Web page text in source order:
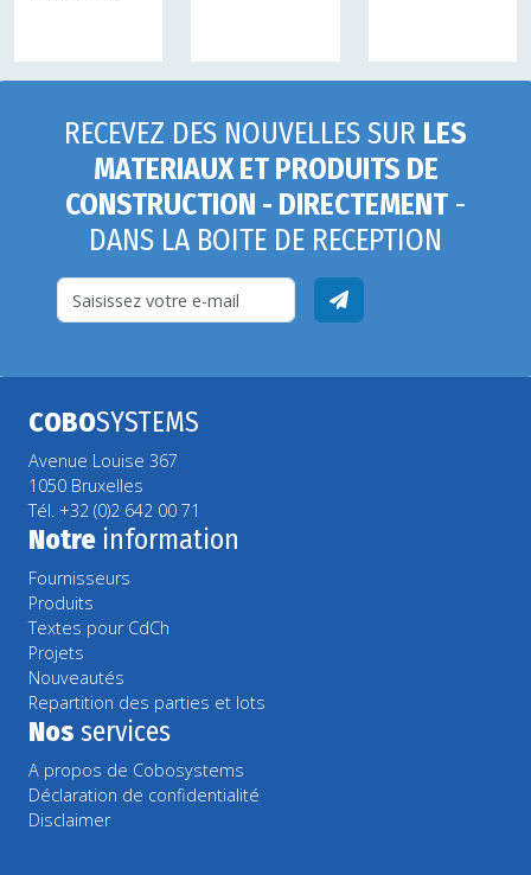
RECEVEZ DES NOUVELLES SUR LES
MATERIAUX ET PRODUITS DE
CONSTRUCTION - DIRECTEMENT -
DANS LA BOITE DE RECEPTION
COBOSYSTEMS
Avenue Louise 367
1050 Bruxelles
Tél. +32 (0)2 642 00 71
Notre information
Fournisseurs
Produits
Textes pour CdCh
Projets
Nouveautés
Repartition des parties et lots
Nos services
A propos de Cobosystems
Déclaration de confidentialité
Disclaimer